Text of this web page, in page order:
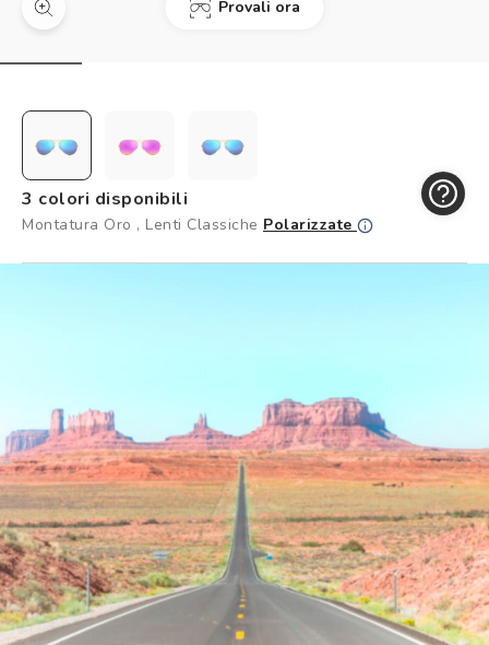
Prenota un test della vista gratuito
Controllo visivo
Carta fedeltà
Logout
Provali ora
3 colori disponibili
Montatura Oro , Lenti Classiche Polarizzate